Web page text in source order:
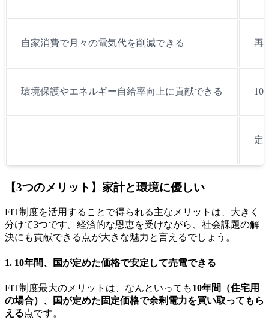
自家消費で月々の電気代を削減できる 再
環境保護やエネルギー自給率向上に貢献できる 10
定
【3つのメリット】家計と環境に優しい
FIT制度を活用することで得られる主なメリットは、大きく
分けて3つです。経済的な恩恵を受けながら、社会課題の解
決にも貢献できる点が大きな魅力と言えるでしょう。
1. 10年間、国が定めた価格で安定して売電できる
FIT制度最大のメリットは、なんといっても10年間（住宅用
の場合）、国が定めた固定価格で余剰電力を買い取ってもら
える点です。